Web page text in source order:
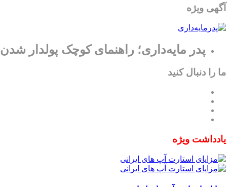
آگهی ویژه
پدر مایه‌داری؛ راهنمای کوچک پولدار شدن
ما را دنبال کنید
یادداشت ویژه